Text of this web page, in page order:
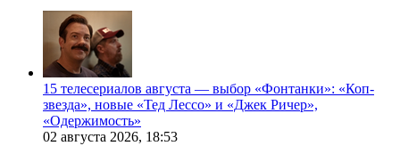
15 телесериалов августа — выбор «Фонтанки»: «Коп-
звезда», новые «Тед Лессо» и «Джек Ричер»,
«Одержимость»
02 августа 2026, 18:53